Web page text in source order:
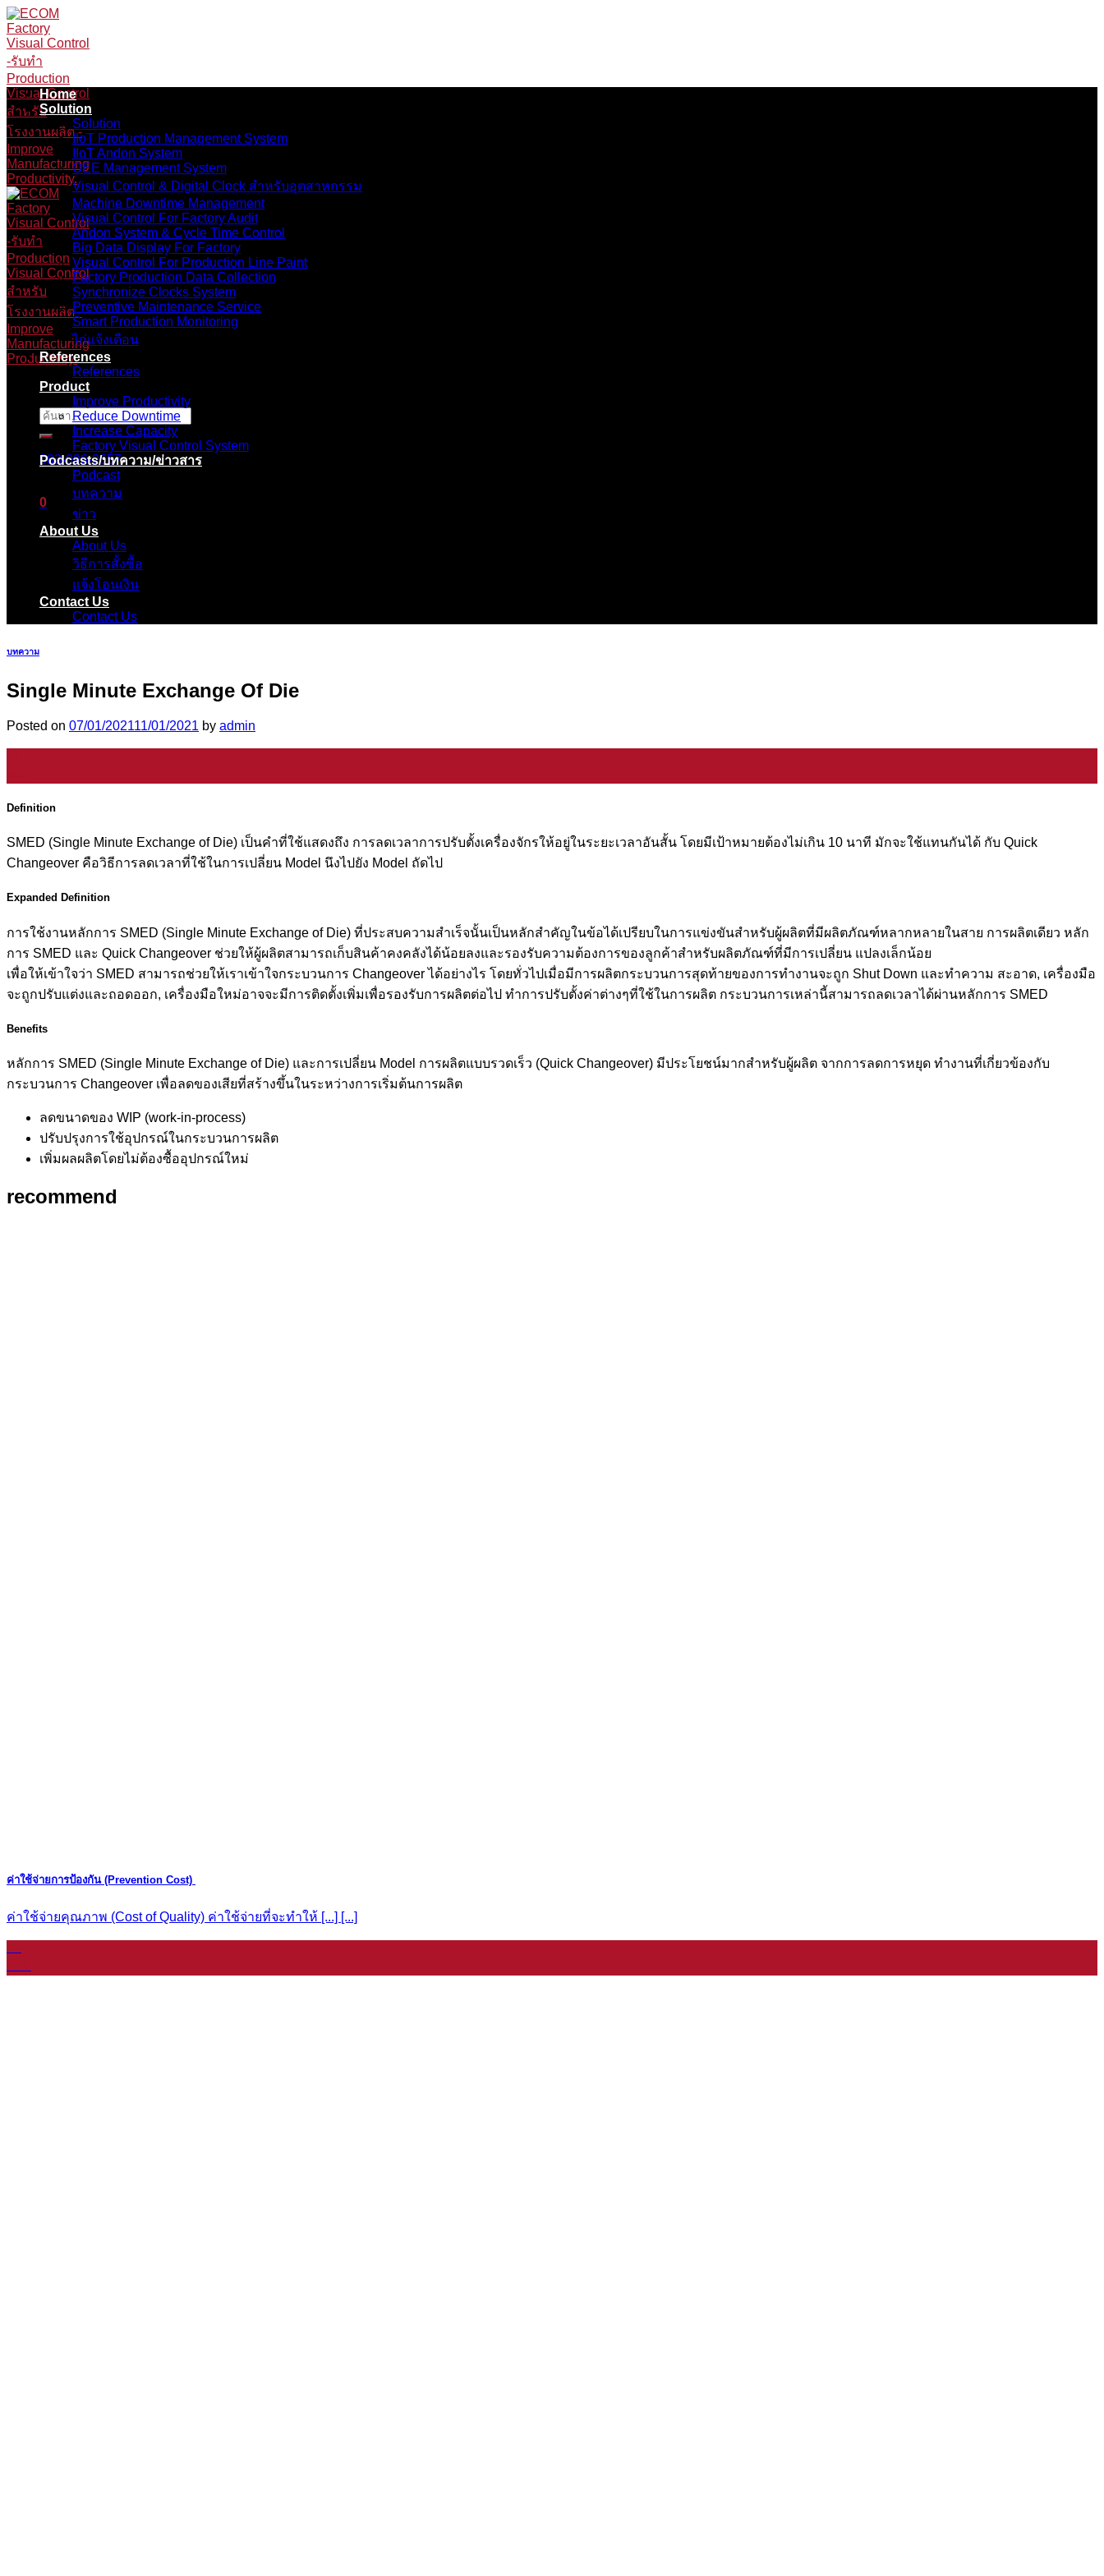
Skip
to
content
ค้นหา:
083-096-2657
0
ตะกร้าสินค้า
ไม่มีสินค้าในตะกร้า
Home
Solution
Solution
IIoT Production Management System
IIoT Andon System
OEE Management System
Visual Control & Digital Clock สำหรับอุตสาหกรรม
Machine Downtime Management
Visual Control For Factory Audit
Andon System & Cycle Time Control
Big Data Display For Factory
Visual Control For Production Line Paint
Factory Production Data Collection
Synchronize Clocks System
Preventive Maintenance Service
Smart Production Monitoring
ไก่แจ้งเตือน
References
References
Product
Improve Productivity
Reduce Downtime
Increase Capacity
Factory Visual Control System
Podcasts/บทความ/ข่าวสาร
Podcast
บทความ
ข่าว
About Us
About Us
วิธีการสั้งซื้อ
แจ้งโอนเงิน
Contact Us
Contact Us
บทความ
Single Minute Exchange Of Die
Posted on 07/01/202111/01/2021 by admin
Definition
SMED (Single Minute Exchange of Die) เป็นคำที่ใช้แสดงถึง การลดเวลาการปรับตั้งเครื่องจักรให้อยู่ในระยะเวลาอันสั้น โดยมีเป้าหมายต้องไม่เกิน 10 นาที มักจะใช้แทนกันได้ กับ Quick
Changeover คือวิธีการลดเวลาที่ใช้ในการเปลี่ยน Model นึงไปยัง Model ถัดไป
Expanded Definition
การใช้งานหลักการ SMED (Single Minute Exchange of Die) ที่ประสบความสำเร็จนั้นเป็นหลักสำคัญในข้อได้เปรียบในการแข่งขันสำหรับผู้ผลิตที่มีผลิตภัณฑ์หลากหลายในสาย การผลิตเดียว หลัก
การ SMED และ Quick Changeover ช่วยให้ผู้ผลิตสามารถเก็บสินค้าคงคลังได้น้อยลงและรองรับความต้องการของลูกค้าสำหรับผลิตภัณฑ์ที่มีการเปลี่ยน แปลงเล็กน้อย
เพื่อให้เข้าใจว่า SMED สามารถช่วยให้เราเข้าใจกระบวนการ Changeover ได้อย่างไร โดยทั่วไปเมื่อมีการผลิตกระบวนการสุดท้ายของการทำงานจะถูก Shut Down และทำความ สะอาด, เครื่องมือ
จะถูกปรับแต่งและถอดออก, เครื่องมือใหม่อาจจะมีการติดตั้งเพิ่มเพื่อรองรับการผลิตต่อไป ทำการปรับตั้งค่าต่างๆที่ใช้ในการผลิต กระบวนการเหล่านี้สามารถลดเวลาได้ผ่านหลักการ SMED
Benefits
หลักการ SMED (Single Minute Exchange of Die) และการเปลี่ยน Model การผลิตแบบรวดเร็ว (Quick Changeover) มีประโยชน์มากสำหรับผู้ผลิต จากการลดการหยุด ทำงานที่เกี่ยวข้องกับ
กระบวนการ Changeover เพื่อลดของเสียที่สร้างขึ้นในระหว่างการเริ่มต้นการผลิต
ลดขนาดของ WIP (work-in-process)
ปรับปรุงการใช้อุปกรณ์ในกระบวนการผลิต
เพิ่มผลผลิตโดยไม่ต้องซื้ออุปกรณ์ใหม่
recommend
ค่าใช้จ่ายการป้องกัน (Prevention Cost)
ค่าใช้จ่ายคุณภาพ (Cost of Quality) ค่าใช้จ่ายที่จะทำให้ [...] [...]